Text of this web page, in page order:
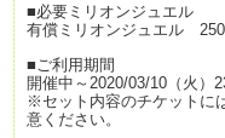
■必要ミリオンジュエル
有償ミリオンジュエル
■ご利用期間
開催中～2020/03/10（火）
※セット内容のチケットに
意ください。